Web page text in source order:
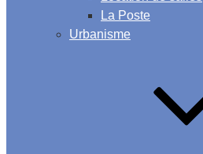
La Poste
Urbanisme